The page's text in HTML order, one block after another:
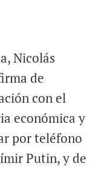
Nicolás
de
con el
económica y
por teléfono
Putin, y de